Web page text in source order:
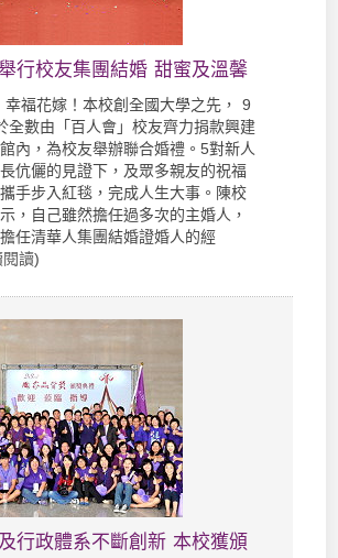
行校友集團結婚 甜蜜及溫馨
幸福花嫁！本校創全國大學之先， 9
全數由「百人會」校友齊力捐款興建
內，為校友舉辦聯合婚禮。5對新人
伉儷的見證下，及眾多親友的祝福
手步入紅毯，完成人生大事。陳校
，自己雖然擔任過多次的主婚人，
任清華人集團結婚證婚人的經
閱讀)
行政體系不斷創新 本校獲頒